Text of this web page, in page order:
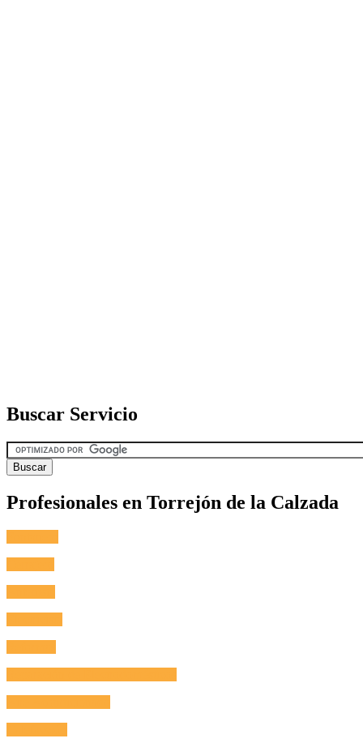
Buscar Servicio
Profesionales en Torrejón de la Calzada